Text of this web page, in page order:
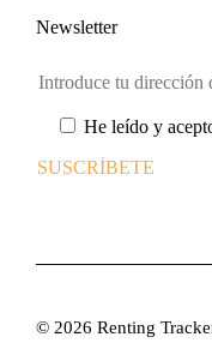
Newsletter
He leído y
© 2026 Renting